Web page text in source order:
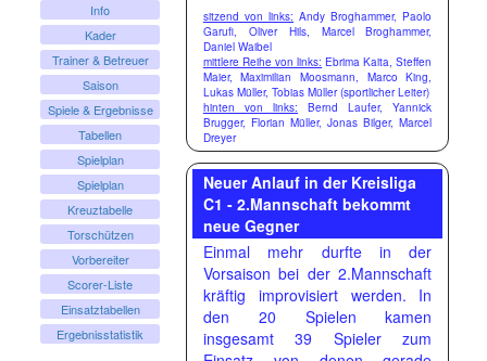
Info
Kader
Trainer & Betreuer
Saison
Spiele & Ergebnisse
Tabellen
Spielplan
Spielplan
Kreuztabelle
Torschützen
Vorbereiter
Scorer-Liste
Einsatztabellen
Ergebnisstatistik
sitzend von links: Andy Broghammer, Paolo
Garufi, Oliver Hils, Marcel Broghammer,
Daniel Waibel
mittlere Reihe von links: Ebrima Kaita, Steffen
Maier, Maximilian Moosmann, Marco King,
Lukas Müller, Tobias Müller (sportlicher Leiter)
hinten von links: Bernd Laufer, Yannick
Brugger, Florian Müller, Jonas Bilger, Marcel
Dreyer
Neuer Anlauf in der Kreisliga
C1 - 2.Mannschaft bekommt
neue Gegner
Einmal mehr durfte in der
Vorsaison bei der 2.Mannschaft
kräftig improvisiert werden. In
den 20 Spielen kamen
insgesamt 39 Spieler zum